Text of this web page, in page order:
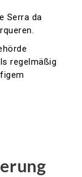
Serra da
regelmäßig